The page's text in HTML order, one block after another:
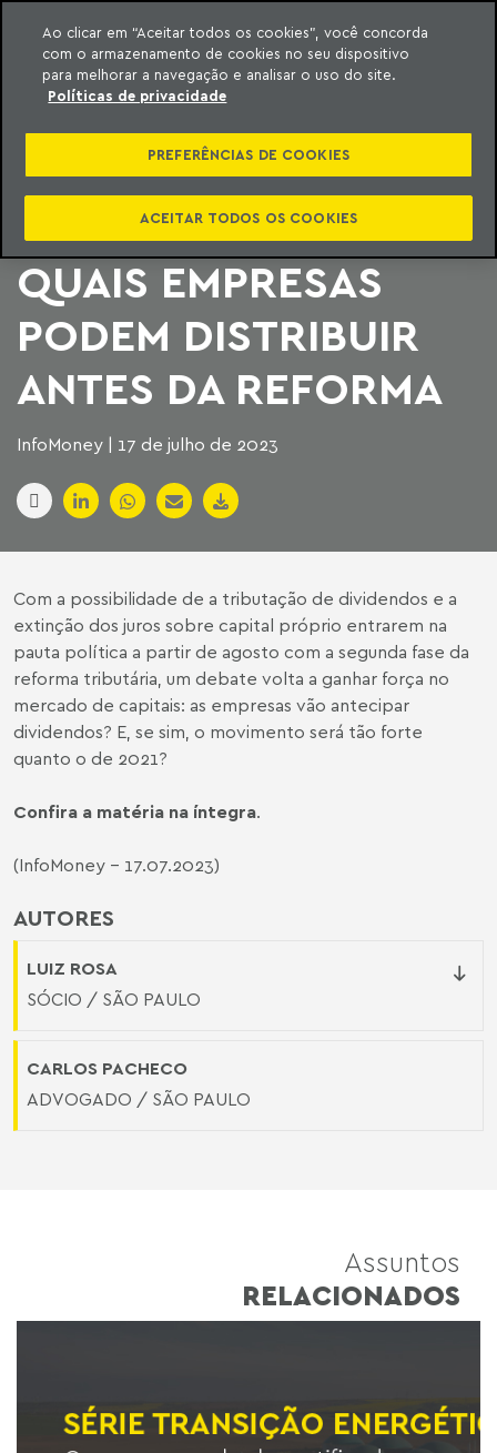
o conteúdo
Machado Meyer
ANTECIPAÇÃO DE
DIVIDENDOS? O QUE
DITA “CORRIDA” E
QUAIS EMPRESAS
PODEM DISTRIBUIR
ANTES DA REFORMA
InfoMoney | 17 de julho de 2023
AUTORES
LUIZ ROSA
SÓCIO / SÃO PAULO
CARLOS PACHECO
ADVOGADO / SÃO PAULO
Com a possibilidade de a tributação de dividendos e a
extinção dos juros sobre capital próprio entrarem na
pauta política a partir de agosto com a segunda fase da
reforma tributária, um debate volta a ganhar força no
mercado de capitais: as empresas vão antecipar
dividendos? E, se sim, o movimento será tão forte
quanto o de 2021?
Confira a matéria na íntegra.
(InfoMoney - 17.07.2023)
Assuntos
RELACIONADOS
Ao clicar em “Aceitar todos os cookies”, você concorda
com o armazenamento de cookies no seu dispositivo
para melhorar a navegação e analisar o uso do site.
Políticas de privacidade
PREFERÊNCIAS DE COOKIES
ACEITAR TODOS OS COOKIES